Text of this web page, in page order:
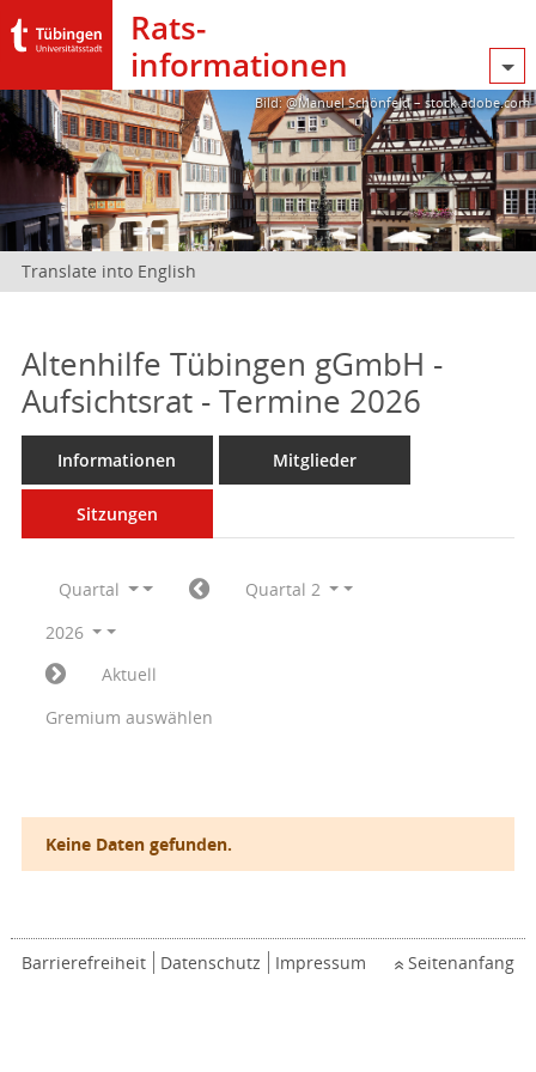
Rats­
informationen
Bild: @Manuel Schönfeld – stock.adobe.com
Translate into English
Altenhilfe Tübingen gGmbH -
Aufsichtsrat - Termine 2026
Informationen Mitglieder
Sitzungen
Quartal
Quartal 2
2026
Aktuell
Gremium auswählen
Keine Daten gefunden.
Barrierefreiheit Datenschutz Impressum Seitenanfang